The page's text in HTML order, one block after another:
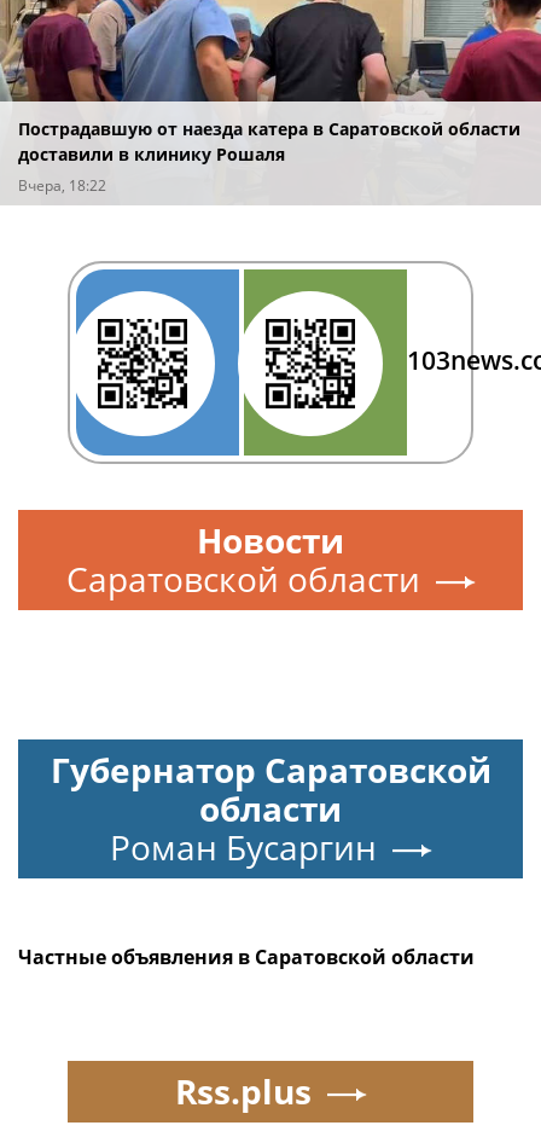
Пострадавшую от наезда катера в Саратовской области
доставили в клинику Рошаля
Вчера, 18:22
Новости
Саратовской области
Губернатор Саратовской
области
Роман Бусаргин
Частные объявления в Саратовской области
Rss.plus